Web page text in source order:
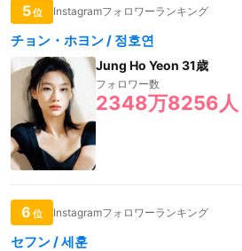
5位 Instagramフォロワーランキング
チョン・ホヨン / 정호연
Jung Ho Yeon 31歳
フォロワー数
2348万8256人
6 位 Instagramフォロワーランキング
セフン / 세훈